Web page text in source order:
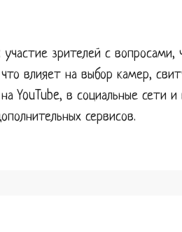
зрителей с
влияет на выбор камер,
YouTube, в социальные сети
сервисов.